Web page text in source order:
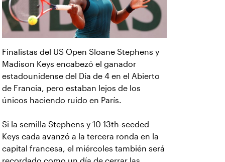
Finalistas del US Open Sloane Stephens y
Madison Keys encabezó el ganador
estadounidense del Día de 4 en el Abierto
de Francia, pero estaban lejos de los
únicos haciendo ruido en París.
Si la semilla Stephens y 10 13th-seeded
Keys cada avanzó a la tercera ronda en la
capital francesa, el miércoles también será